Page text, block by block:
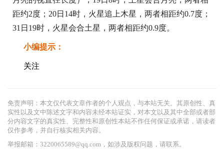
距约2度；20日14时，火星追上木星，两者相距约0.7度；
31日19时，火星会合土星，两者相距约0.9度。
小编提示：
关注
免责声明：本文仅代表文章作者的个人观点，与本站无关。其原创性、真
实性以及文中陈述文字和内容未经本站证实，对本文以及其中全部或者部
分内容文字的真实性、完整性和原创性本站不作任何保证或承诺，请读者
仅作参考，并自行核实相关内容。
举报邮箱：3220065589@qq.com，如涉及版权问题，请联系。